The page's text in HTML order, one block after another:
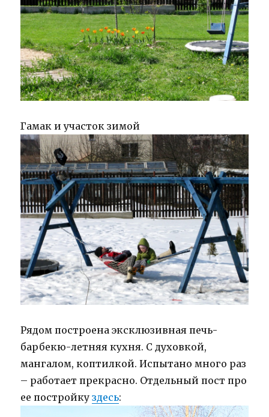
Гамак и участок зимой
Рядом построена эксклюзивная печь-
барбекю-летняя кухня. С духовкой,
мангалом, коптилкой. Испытано много раз
– работает прекрасно. Отдельный пост про
ее постройкуздесь: